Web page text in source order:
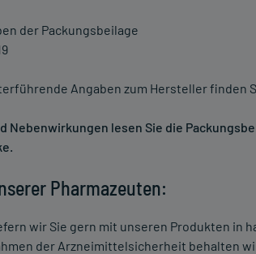
der Packungsbeilage
Angaben zum Hersteller finden
Nebenwirkungen lesen Sie die
Pharmazeuten:
wir Sie gern mit unseren Produkten in
der Arzneimittelsicherheit behalten